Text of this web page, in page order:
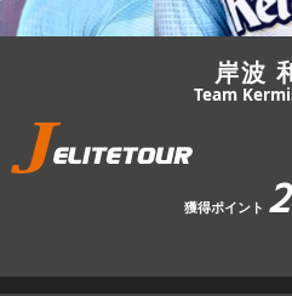
岸波
Team
獲得ポイント